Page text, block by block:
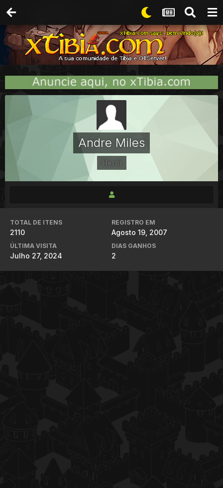
Andre Miles
Herói
TOTAL DE ITENS
2110
REGISTRO EM
Agosto 19, 2007
ÚLTIMA VISITA
Julho 27, 2024
DIAS GANHOS
2